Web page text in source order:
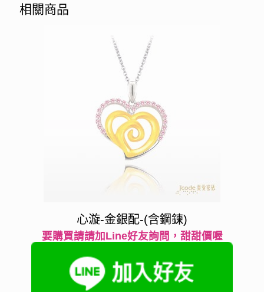
相關商品
心漩-金銀配-(含鋼鍊)
要購買請請加Line好友詢問，甜甜價喔